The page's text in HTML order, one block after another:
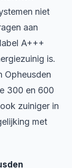
niet
aan
A+++
is.
Opheusden
300 en 600
zuiniger in
met